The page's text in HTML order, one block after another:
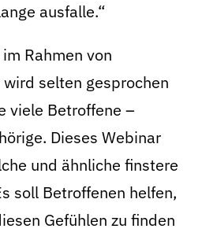
ausfalle.“
Rahmen von
selten gesprochen
viele Betroffene –
Dieses Webinar
und ähnliche finstere
soll Betroffenen helfen,
Gefühlen zu finden